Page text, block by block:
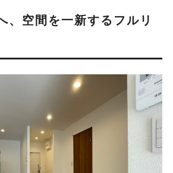
、空間を一新するフルリ